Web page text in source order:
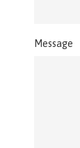
Message